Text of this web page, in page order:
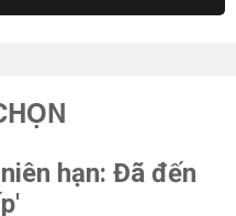
hạn: Đã đến